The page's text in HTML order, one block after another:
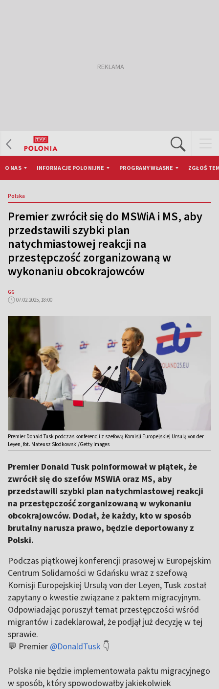
O NAS INFORMACJE POLONIJNE PROGRAMY WŁASNE ZGŁOŚ
Polska
Premier zwrócił się do MSWiA i MS, aby
przedstawili szybki plan
natychmiastowej reakcji na
przestępczość zorganizowaną w
wykonaniu obcokrajowców
GG
07.02.2025, 18:00
Premier Donald Tusk podczas konferencji z szefową Komisji Europejskiej Ursulą von der
Leyen, fot. Mateusz Slodkowski/Getty Images
Premier Donald Tusk poinformował w piątek, że
zwrócił się do szefów MSWiA oraz MS, aby
przedstawili szybki plan natychmiastowej reakcji
na przestępczość zorganizowaną w wykonaniu
obcokrajowców. Dodał, że każdy, kto w sposób
brutalny narusza prawo, będzie deportowany z
Polski.
Podczas piątkowej konferencji prasowej w Europejskim
Centrum Solidarności w Gdańsku wraz z szefową
Komisji Europejskiej Ursulą von der Leyen, Tusk został
zapytany o kwestie związane z paktem migracyjnym.
Odpowiadając poruszył temat przestępczości wśród
migrantów i zadeklarował, że podjął już decyzję w tej
sprawie.
💬 Premier @DonaldTusk 👇
Polska nie będzie implementowała paktu migracyjnego
w sposób, który spowodowałby jakiekolwiek